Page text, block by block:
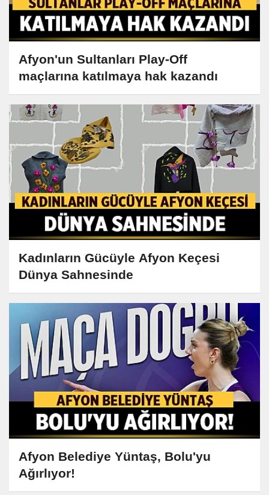
Afyon'un Sultanları Play-Off
maçlarına katılmaya hak kazandı
Kadınların Gücüyle Afyon Keçesi
Dünya Sahnesinde
Afyon Belediye Yüntaş, Bolu'yu
Ağırlıyor!